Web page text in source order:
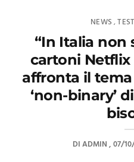
NEWS ,
“In Italia non
cartoni
affronta il
‘non-binary’
DIADMIN 07/